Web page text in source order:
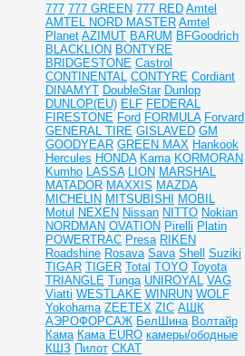
777 777 GREEN 777 RED Amtel
AMTEL NORD MASTER Amtel
Planet AZIMUT BARUM BFGoodrich
BLACKLION BONTYRE
BRIDGESTONE Castrol
CONTINENTAL CONTYRE Cordiant
DINAMYT DoubleStar Dunlop
DUNLOP(EU) ELF FEDERAL
FIRESTONE Ford FORMULA Forvard
GENERAL TIRE GISLAVED GM
GOODYEAR GREEN MAX Hankook
Hercules HONDA Kama KORMORAN
Kumho LASSA LION MARSHAL
MATADOR MAXXIS MAZDA
MICHELIN MITSUBISHI MOBIL
Motul NEXEN Nissan NITTO Nokian
NORDMAN OVATION Pirelli Platin
POWERTRAC Presa RIKEN
Roadshine Rosava Sava Shell Suziki
TIGAR TIGER Total TOYO Toyota
TRIANGLE Tunga UNIROYAL VAG
Viatti WESTLAKE WINRUN WOLF
Yokohama ZEETEX ZIC АШК
АЭРОФОРСАЖ БелШина Волтайр
Кама Кама EURO камеры/ободные
КШЗ Пилот СКАТ